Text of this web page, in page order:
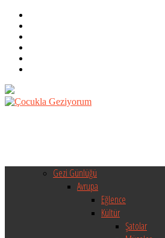
Gezi Günlüğü
Avrupa
Eğlence
Kültür
Şatolar